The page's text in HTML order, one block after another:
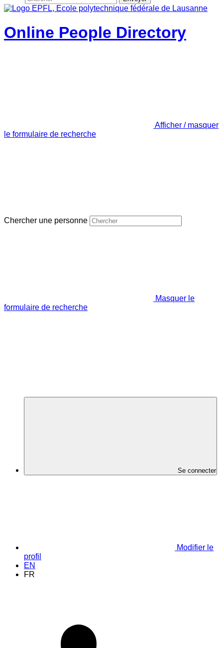
Online People Directory
Afficher / masquer
le formulaire de recherche
Chercher une personne
Masquer le
formulaire de recherche
Se connecter
Modifier le
profil
EN
FR